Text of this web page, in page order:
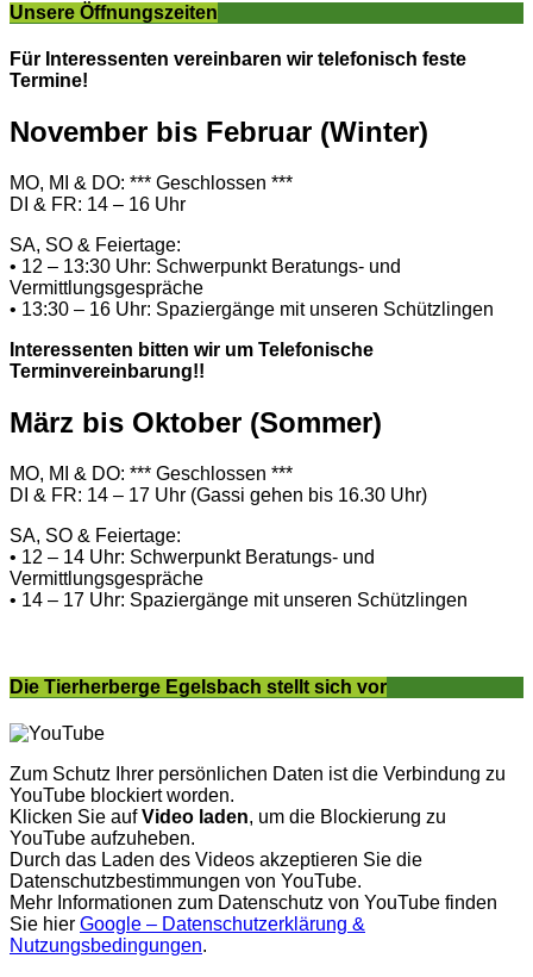
Unsere Öffnungszeiten
Für Interessenten vereinbaren wir telefonisch feste
Termine!
November bis Februar (Winter)
MO, MI & DO: *** Geschlossen ***
DI & FR: 14 – 16 Uhr
SA, SO & Feiertage:
• 12 – 13:30 Uhr: Schwerpunkt Beratungs- und
Vermittlungsgespräche
• 13:30 – 16 Uhr: Spaziergänge mit unseren Schützlingen
Interessenten bitten wir um Telefonische
Terminvereinbarung!!
März bis Oktober (Sommer)
MO, MI & DO: *** Geschlossen ***
DI & FR: 14 – 17 Uhr (Gassi gehen bis 16.30 Uhr)
SA, SO & Feiertage:
• 12 – 14 Uhr: Schwerpunkt Beratungs- und
Vermittlungsgespräche
• 14 – 17 Uhr: Spaziergänge mit unseren Schützlingen
Die Tierherberge Egelsbach stellt sich vor
Zum Schutz Ihrer persönlichen Daten ist die Verbindung zu
YouTube blockiert worden.
Klicken Sie aufVideo laden, um die Blockierung zu
YouTube aufzuheben.
Durch das Laden des Videos akzeptieren Sie die
Datenschutzbestimmungen von YouTube.
Mehr Informationen zum Datenschutz von YouTube finden
Sie hier Google – Datenschutzerklärung &
Nutzungsbedingungen.